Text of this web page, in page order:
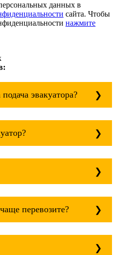
данных в
сайта. Чтобы
нажмите
эвакуатора?
но
и быстро
перевозите?